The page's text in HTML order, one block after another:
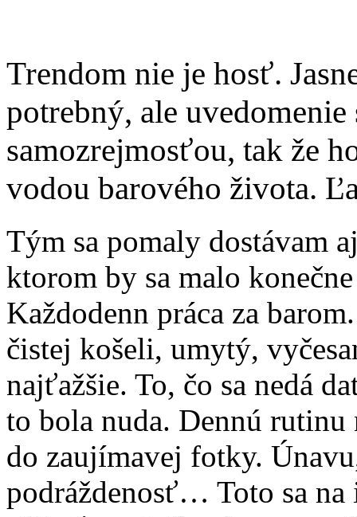
Trendom nie je hosť.
potrebný, ale
samozrejmosťou, tak že
vodou barového života.
Tým sa pomaly dostávam
ktorom by sa malo
Každodenn práca za
čistej košeli, umytý,
najťažšie. To, čo sa nedá
to bola nuda. Dennú
do zaujímavej fotky.
podráždenosť… Toto sa na